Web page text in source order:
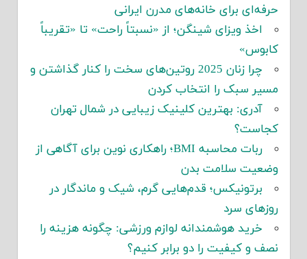
حرفه‌ای برای خانه‌های مدرن ایرانی
اخذ ویزای شینگن؛ از «نسبتاً راحت» تا «تقریباً
کابوس»
چرا زنان 2025 روتین‌های سخت را کنار گذاشتن و
مسیر سبک را انتخاب کردن
آدری: بهترین کلینیک زیبایی در شمال تهران
کجاست؟
ربات محاسبه BMI؛ راهکاری نوین برای آگاهی از
وضعیت سلامت بدن
برتونیکس؛ قدم‌هایی گرم، شیک و ماندگار در
روزهای سرد
خرید هوشمندانه لوازم ورزشی: چگونه هزینه را
نصف و کیفیت را دو برابر کنیم؟